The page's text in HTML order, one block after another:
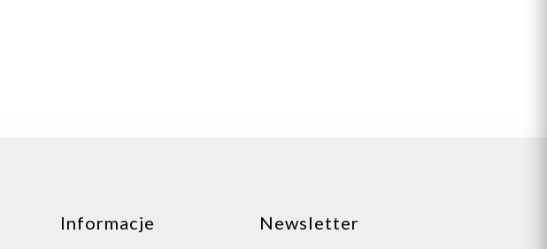
Informacje Newsletter